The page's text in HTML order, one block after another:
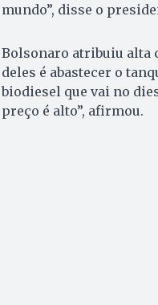
mundo”, disse o
Bolsonaro atribuiu alta
deles é abastecer o
biodiesel que vai no
preço é alto”, afirmou.